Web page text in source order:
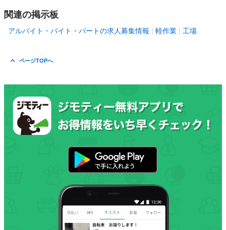
関連の掲示板
アルバイト・バイト・パートの求人募集情報 軽作業 工場
ページTOPへ